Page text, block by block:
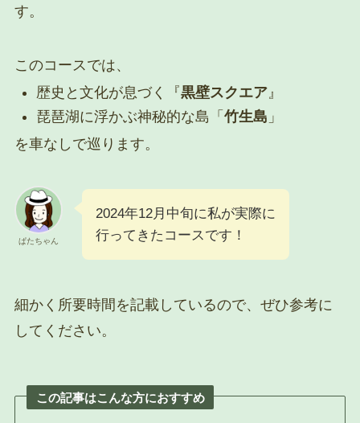
す。
このコースでは、
歴史と文化が息づく『黒壁スクエア』
琵琶湖に浮かぶ神秘的な島「 竹生島 」
を車なしで巡ります。
ぱたちゃん
2024年12月中旬に私が実際に
行ってきたコースです！
細かく所要時間を記載しているので、ぜひ参考に
してください。
この記事はこんな方におすすめ